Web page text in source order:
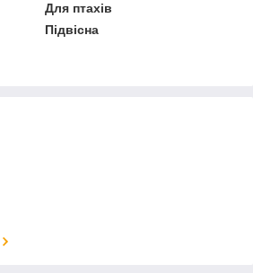
Для птахів
Підвісна